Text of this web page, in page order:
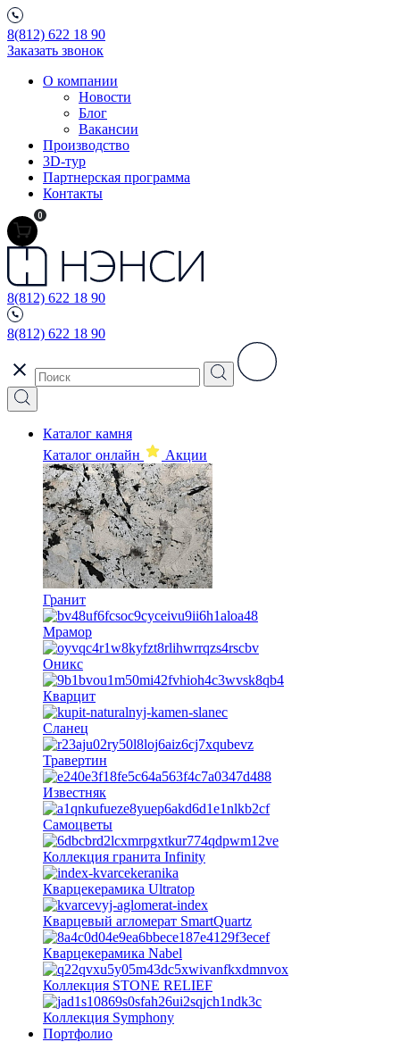
8(812) 622 18 90
Заказать звонок
О компании
Новости
Блог
Вакансии
Производство
3D-тур
Партнерская программа
Контакты
0
8(812) 622 18 90
8(812) 622 18 90
Каталог камня
Каталог онлайн
Акции
Гранит
Мрамор
Оникс
Кварцит
Сланец
Травертин
Известняк
Самоцветы
Коллекция гранита Infinity
Кварцекерамика Ultratop
Кварцевый агломерат SmartQuartz
Кварцекерамика Nabel
Коллекция STONE RELIEF
Коллекция Symphony
Портфолио